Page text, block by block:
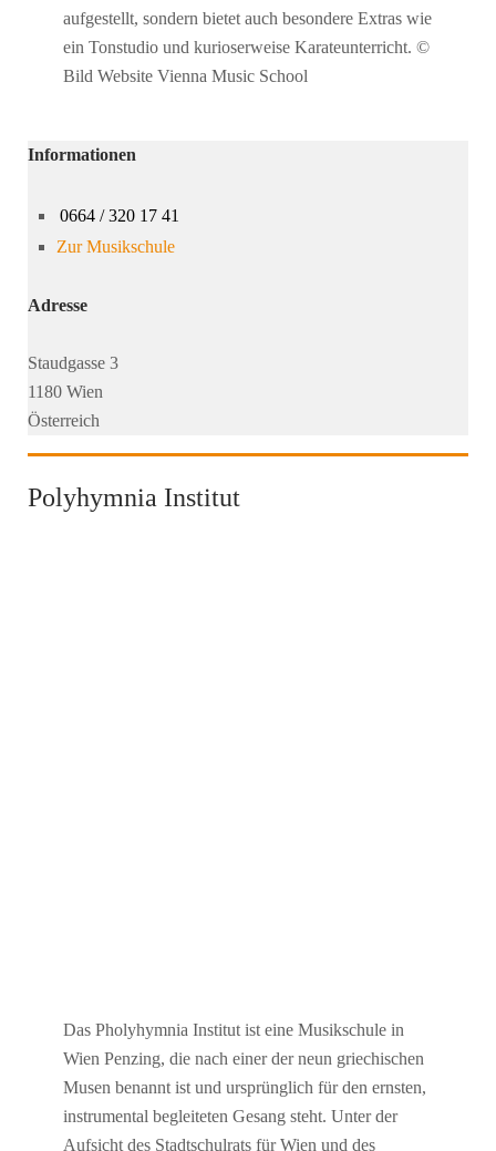
aufgestellt, sondern bietet auch besondere Extras wie
ein Tonstudio und kurioserweise Karateunterricht. ©
Bild Website Vienna Music School
Informationen
0664 / 320 17 41
Zur Musikschule
Adresse
Staudgasse 3
1180 Wien
Österreich
Polyhymnia Institut
Das Pholyhymnia Institut ist eine Musikschule in
Wien Penzing, die nach einer der neun griechischen
Musen benannt ist und ursprünglich für den ernsten,
instrumental begleiteten Gesang steht. Unter der
Aufsicht des Stadtschulrats für Wien und des